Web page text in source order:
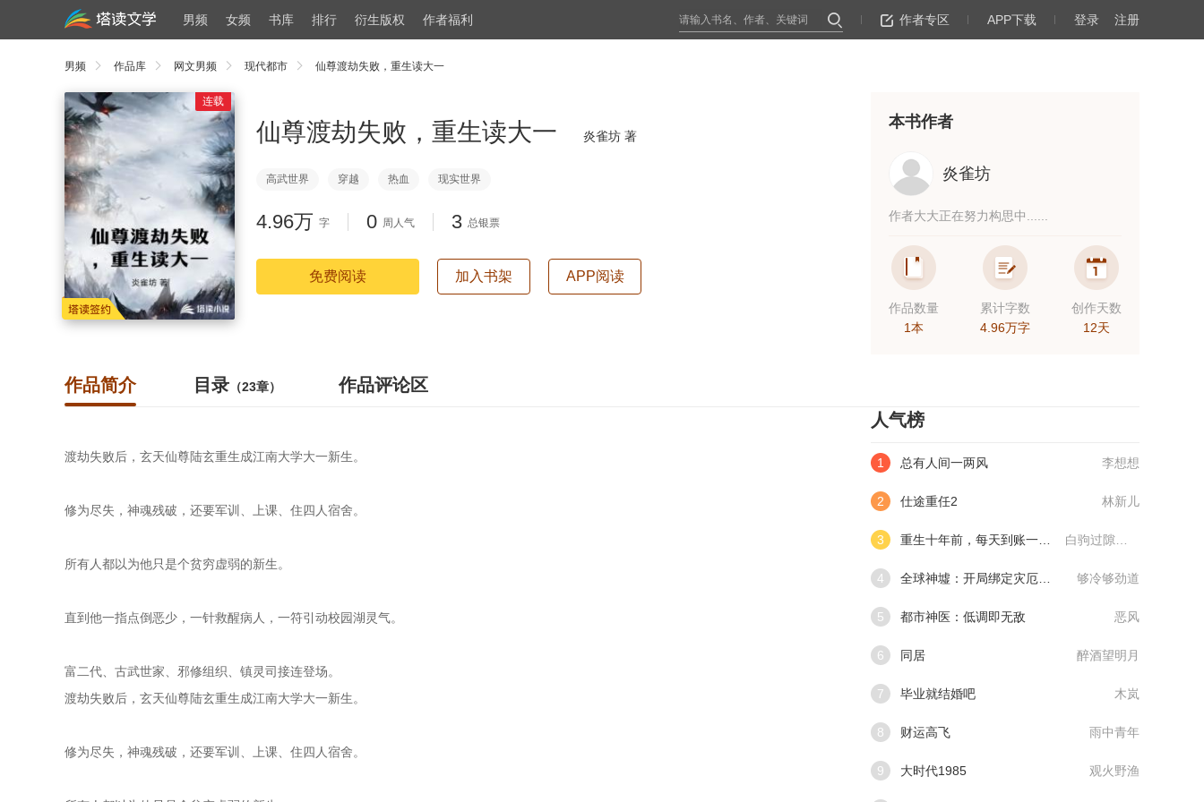
男频 女频 书库 排行 衍生版权 作者福利 作者专区 APP下载 登录 注册
男频 作品库 网文男频 现代都市 仙尊渡劫失败，重生读大一
连载
仙尊渡劫失败，重生读大一 炎雀坊 著
高武世界 穿越 热血 现实世界
4.96万 字 0 周人气 3 总银票
免费阅读 加入书架 APP阅读
作品简介 目录 （23章） 作品评论区
本书作者
炎雀坊
作者大大正在努力构思中......
作品数量
1本
累计字数
4.96万字
创作天数
12天
渡劫失败后，玄天仙尊陆玄重生成江南大学大一新生。
修为尽失，神魂残破，还要军训、上课、住四人宿舍。
所有人都以为他只是个贫穷虚弱的新生。
直到他一指点倒恶少，一针救醒病人，一符引动校园湖灵气。
富二代、古武世家、邪修组织、镇灵司接连登场。
渡劫失败后，玄天仙尊陆玄重生成江南大学大一新生。
修为尽失，神魂残破，还要军训、上课、住四人宿舍。
人气榜
1 总有人间一两风 李想想
2 仕途重任2 林新儿
3
4 够冷够劲道
5 都市神医：低调即无敌 恶风
6 同居 醉酒望明月
7 毕业就结婚吧 木岚
8 财运高飞 雨中青年
9 大时代1985 观火野渔